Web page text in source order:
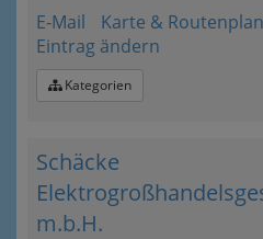
E-Mail
Karte &
Eintrag ändern
Kategorien
Schäcke
m.b.H.